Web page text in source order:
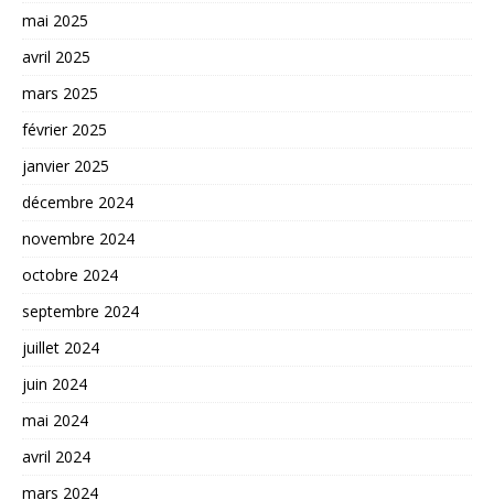
mai 2025
avril 2025
mars 2025
février 2025
janvier 2025
décembre 2024
novembre 2024
octobre 2024
septembre 2024
juillet 2024
juin 2024
mai 2024
avril 2024
mars 2024